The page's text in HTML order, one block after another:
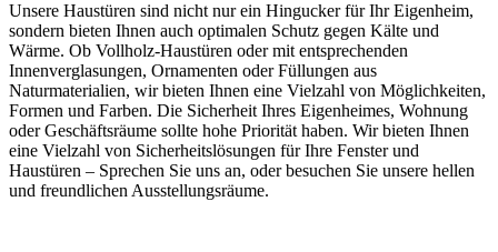
Unsere Haustüren sind nicht nur ein Hingucker für Ihr Eigenheim,
sondern bieten Ihnen auch optimalen Schutz gegen Kälte und
Wärme. Ob Vollholz-Haustüren oder mit entsprechenden
Innenverglasungen, Ornamenten oder Füllungen aus
Naturmaterialien, wir bieten Ihnen eine Vielzahl von Möglichkeiten,
Formen und Farben. Die Sicherheit Ihres Eigenheimes, Wohnung
oder Geschäftsräume sollte hohe Priorität haben. Wir bieten Ihnen
eine Vielzahl von Sicherheitslösungen für Ihre Fenster und
Haustüren – Sprechen Sie uns an, oder besuchen Sie unsere hellen
und freundlichen Ausstellungsräume.